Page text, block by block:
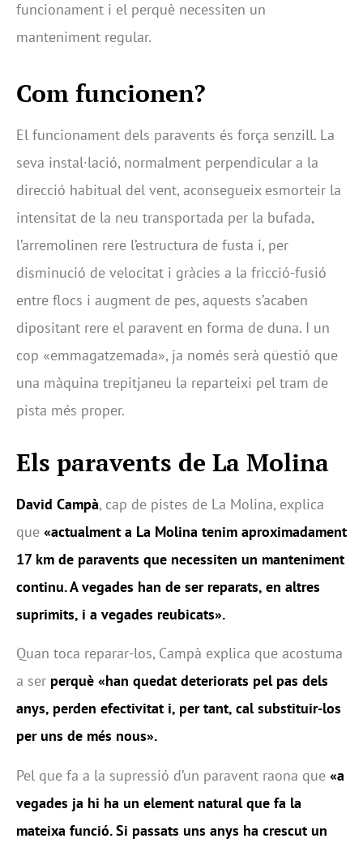
funcionament i el perquè necessiten un
manteniment regular.
Com funcionen?
El funcionament dels paravents és força senzill. La
seva instal·lació, normalment perpendicular a la
direcció habitual del vent, aconsegueix esmorteir la
intensitat de la neu transportada per la bufada,
l’arremolinen rere l’estructura de fusta i, per
disminució de velocitat i gràcies a la fricció-fusió
entre flocs i augment de pes, aquests s’acaben
dipositant rere el paravent en forma de duna. I un
cop «emmagatzemada», ja només serà qüestió que
una màquina trepitjaneu la reparteixi pel tram de
pista més proper.
Els paravents de La Molina
David Campà, cap de pistes de La Molina, explica
que «actualment a La Molina tenim aproximadament
17 km de paravents que necessiten un manteniment
continu. A vegades han de ser reparats, en altres
suprimits, i a vegades reubicats».
Quan toca reparar-los, Campà explica que acostuma
a ser perquè «han quedat deteriorats pel pas dels
anys, perden efectivitat i, per tant, cal substituir-los
per uns de més nous».
Pel que fa a la supressió d’un paravent raona que «a
vegades ja hi ha un element natural que fa la
mateixa funció. Si passats uns anys ha crescut un